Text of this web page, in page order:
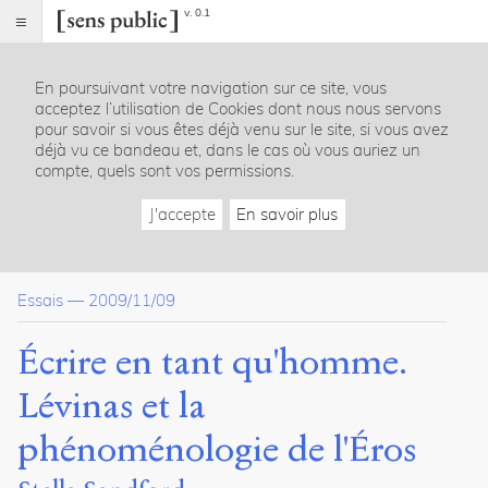
v. 0.1
Index
Article
Table
des
L’altérité du féminin26
L’ambiguïté de l’amour28
L’ambiguïté de l’Aimée36
Simone de Beauvoir et le point de vue masculin
La différence des sexes/la différence sexuelle : une simple
Le féminin est la différence sexuelle70
Une subjectivité effacée75
La parole est aux défenseurs83
L’engendrement de la fécondité
En poursuivant votre navigation sur ce site, vous
acceptez l’utilisation de Cookies dont nous nous servons
pour savoir si vous êtes déjà venu sur le site, si vous avez
déjà vu ce bandeau et, dans le cas où vous auriez un
compte, quels sont vos permissions.
J'accepte En savoir plus
Essais — 2009/11/09
Écrire en tant qu'homme.
Lévinas et la
phénoménologie de l'Éros